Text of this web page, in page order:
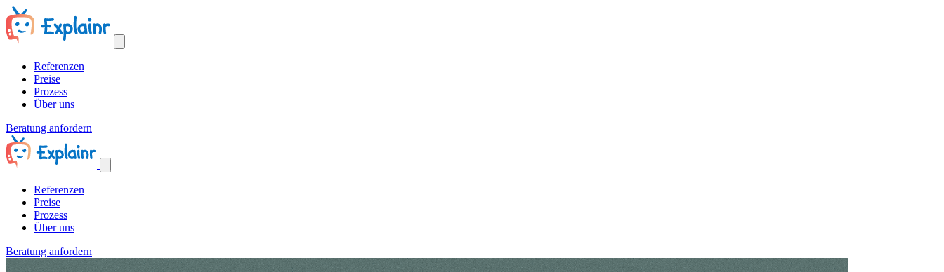
Referenzen
Preise
Prozess
Über uns
Beratung anfordern
Referenzen
Preise
Prozess
Über uns
Beratung anfordern